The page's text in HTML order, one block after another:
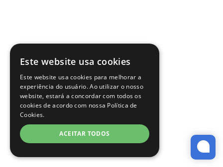
Este website usa cookies
Este website usa cookies para melhorar a
experiência do usuário. Ao utilizar o nosso
website, estará a concordar com todos os
cookies de acordo com nossa Política de
Cookies.
ACEITAR TODOS